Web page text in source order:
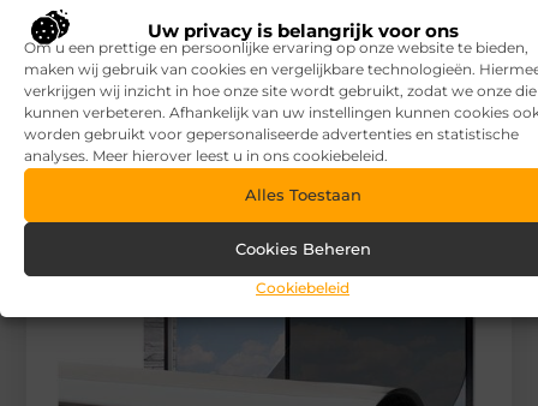
Uw privacy is belangrijk voor ons
Om u een prettige en persoonlijke ervaring op onze website te bieden,
maken wij gebruik van cookies en vergelijkbare technologieën.
verkrijgen wij inzicht in hoe onze site wordt gebruikt, zodat we onze
kunnen verbeteren. Afhankelijk van uw instellingen kunnen cookies
worden gebruikt voor gepersonaliseerde advertenties en statistische
analyses. Meer hierover leest u in ons cookiebeleid.
Alles Toestaan
Cookies Beheren
Cookiebeleid